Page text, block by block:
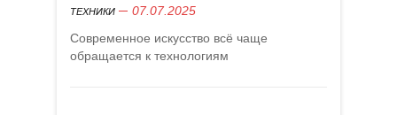
ТЕХНИКИ
07.07.2025
Современное искусство всё чаще
обращается к технологиям